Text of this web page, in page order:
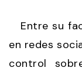
Entre su
en redes
control